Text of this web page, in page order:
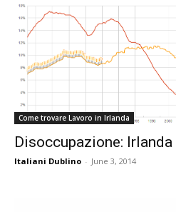
Come trovare Lavoro in Irlanda
Disoccupazione:
Italiani Dublino - June 3, 2014